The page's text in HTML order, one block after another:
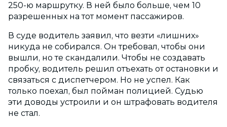
250-ю маршрутку. В ней было больше, чем 10
разрешенных на тот момент пассажиров.
В суде водитель заявил, что везти «лишних»
никуда не собирался. Он требовал, чтобы они
вышли, но те скандалили. Чтобы не создавать
пробку, водитель решил отъехать от остановки и
связаться с диспетчером. Но не успел. Как
только поехал, был пойман полицией. Судью
эти доводы устроили и он штрафовать водителя
не стал.